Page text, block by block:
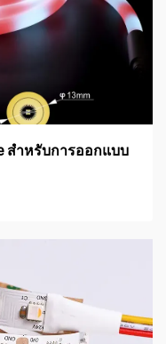
สำหรับการออกแบบ